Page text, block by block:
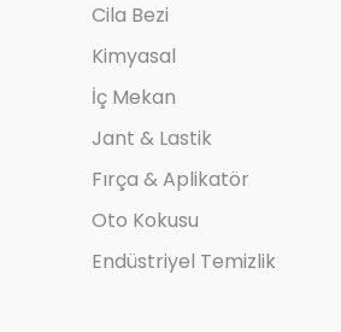
Cila Bezi
Kimyasal
İç Mekan
Jant & Lastik
Fırça & Aplikatör
Oto Kokusu
Endüstriyel Temizlik